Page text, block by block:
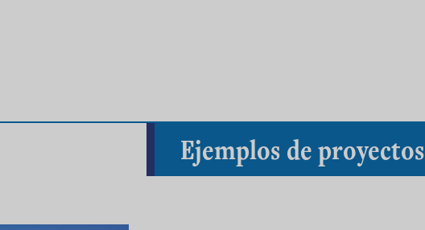
Ejemplos de proyectos